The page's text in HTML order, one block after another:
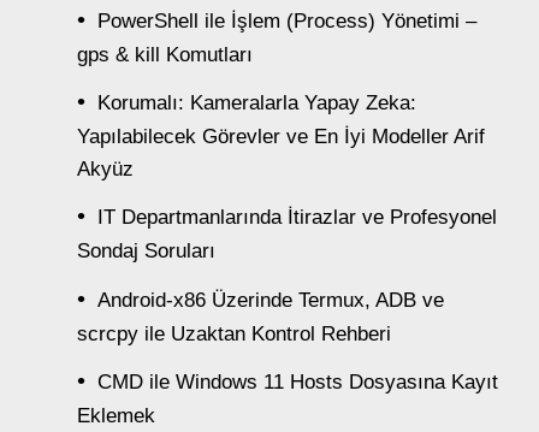
PowerShell ile İşlem (Process) Yönetimi –
gps & kill Komutları
Korumalı: Kameralarla Yapay Zeka:
Yapılabilecek Görevler ve En İyi Modeller Arif
Akyüz
IT Departmanlarında İtirazlar ve Profesyonel
Sondaj Soruları
Android-x86 Üzerinde Termux, ADB ve
scrcpy ile Uzaktan Kontrol Rehberi
CMD ile Windows 11 Hosts Dosyasına Kayıt
Eklemek